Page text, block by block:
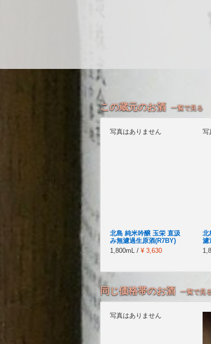
この蔵元のお酒 一覧で見る
写真はありません
北島 純米吟醸 玉栄 直汲
み無濾過生原酒(R7BY)
1,800mL / ¥ 3,630
写
北
濾
同じ価格帯のお酒 一覧で見
写真はありません